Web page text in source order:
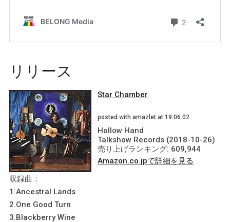
リリース
Star Chamber
posted with amazlet at 19.06.02
Hollow Hand
Talkshow Records (2018-10-26)
売り上げランキング: 609,944
Amazon.co.jpで詳細を見る
収録曲：
1.Ancestral Lands
2.One Good Turn
3.Blackberry Wine